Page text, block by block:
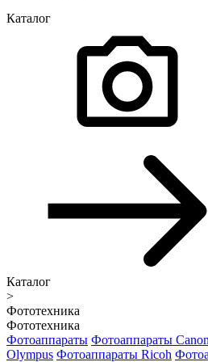
Каталог
Каталог
>
Фототехника
Фототехника
Фотоаппараты Фотоаппараты Canon
Olympus Фотоаппараты Ricoh